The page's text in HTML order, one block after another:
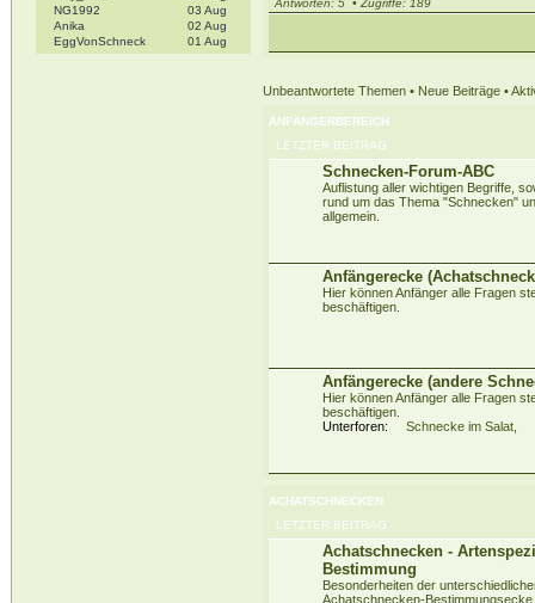
NG1992
03 Aug
Anika
02 Aug
EggVonSchneck
01 Aug
Unbeantwortete Themen• Neue Beiträge•
ANFÄNGERBEREICH
LETZTER BEITRAG
Schnecken-Forum-ABC
Auflistung aller wichtigen Begriffe,
rund um das Thema "Schnecken"
allgemein.
Anfängerecke
Hier können Anfänger alle Fragen
beschäftigen.
Anfängerecke (andere
Hier können Anfänger alle Fragen
beschäftigen.
Unterforen:
Schnecke im Salat,
ACHATSCHNECKEN
LETZTER BEITRAG
Achatschnecken -
Bestimmung
Besonderheiten der
Achatschnecken-Bestimmungsecke.